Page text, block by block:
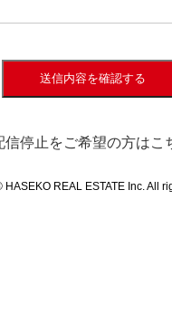
送信内容を確認する
信停止をご希望の方はこ
REAL ESTATE Inc. All